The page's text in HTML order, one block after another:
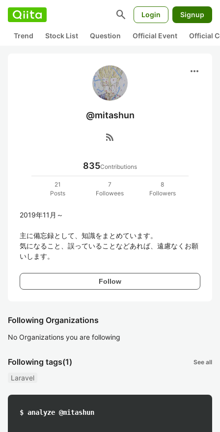
search Login Signup
Trend Stock List Question Official Event Official
more_horiz
@mitashun
rss_feed
835Contributions
21
Posts
7
Followees
8
Followers
2019年11月～
主に備忘録として、知識をまとめています。
気になること、誤っていることなどあれば、遠慮なくお願
いします。
Follow
Following Organizations
No Organizations you are following
Following tags(1) See all
Laravel
$ analyze @mitashun